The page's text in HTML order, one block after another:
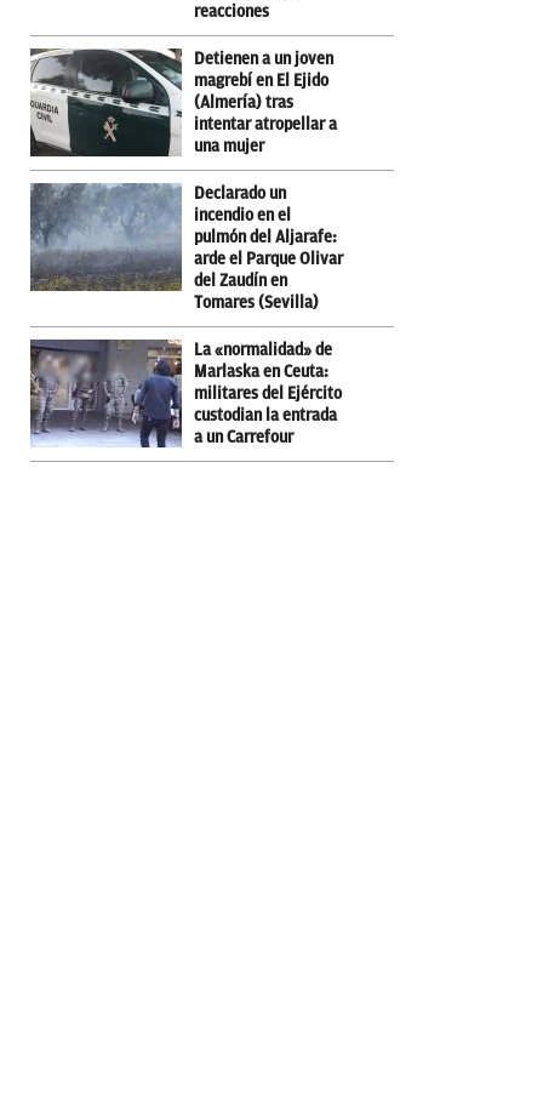
reacciones
Detienen a un joven
magrebí en El Ejido
(Almería) tras
intentar atropellar a
una mujer
Declarado un
incendio en el
pulmón del Aljarafe:
arde el Parque Olivar
del Zaudín en
Tomares (Sevilla)
La «normalidad» de
Marlaska en Ceuta:
militares del Ejército
custodian la entrada
a un Carrefour